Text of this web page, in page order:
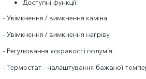
Доступні функції:
- Увімкнення / вимкнення каміна.
- Увімкнення / вимкнення нагріву.
- Регулювання яскравості полум’я.
- Термостат - налаштування бажаної